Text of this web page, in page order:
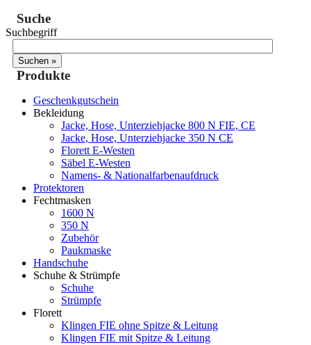
Suche
Suchbegriff
Produkte
Geschenkgutschein
Bekleidung
Jacke, Hose, Unterziehjacke 800 N FIE, CE
Jacke, Hose, Unterziehjacke 350 N CE
Florett E-Westen
Säbel E-Westen
Namens- & Nationalfarbenaufdruck
Protektoren
Fechtmasken
1600 N
350 N
Zubehör
Paukmaske
Handschuhe
Schuhe & Strümpfe
Schuhe
Strümpfe
Florett
Klingen FIE ohne Spitze & Leitung
Klingen FIE mit Spitze & Leitung